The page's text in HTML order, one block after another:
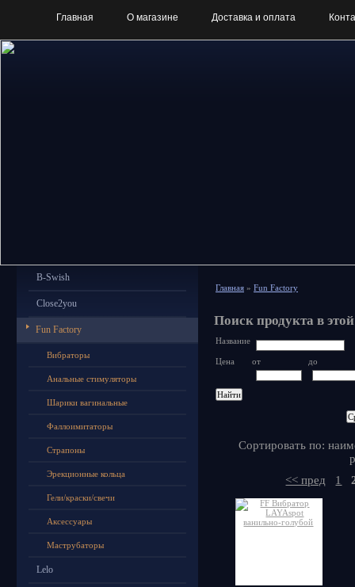
Главная О магазине Доставка и оплата
B-Swish
Close2you
Fun Factory
Вибраторы
Анальные стимуляторы
Шарики вагинальные
Фаллоимитаторы
Страпоны
Эрекционные кольца
Гели/краски/свечи
Аксессуары
Маструбаторы
Lelo
Главная » Fun Factory
Поиск продукта в
Название
Цена от до
Сортировать по:
<< пред
1